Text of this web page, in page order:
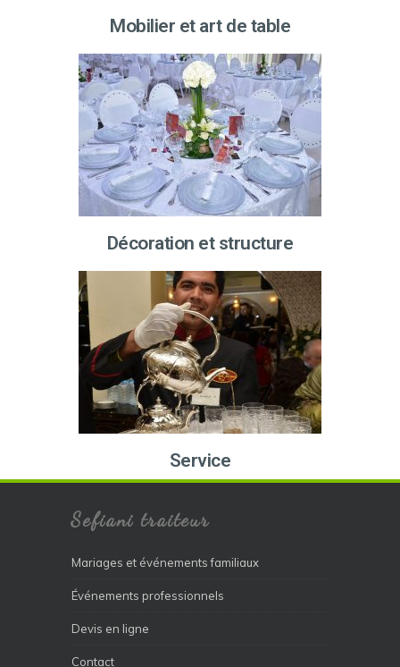
Mobilier et art de table
Décoration et structure
Service
Sefiani traiteur
Mariages et événements familiaux
Événements professionnels
Devis en ligne
Contact